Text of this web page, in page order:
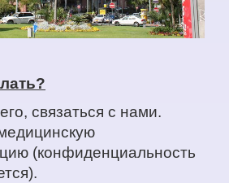
связаться с нами.
(конфиденциальность